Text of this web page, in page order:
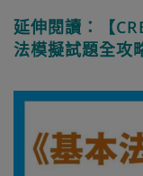
延伸閱讀：【
法模擬試題全攻